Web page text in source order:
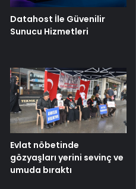
Datahost İle Güvenilir
Sunucu Hizmetleri
Evlat nöbetinde
gözyaşları yerini sevinç ve
umuda bıraktı